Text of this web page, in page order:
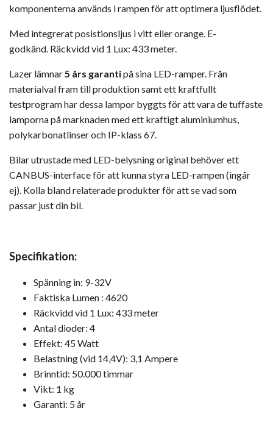
komponenterna används i rampen för att optimera ljusflödet.
Med integrerat posistionsljus i vitt eller orange. E-
godkänd. Räckvidd vid 1 Lux: 433 meter.
Lazer lämnar5 års garantipå sina LED-ramper. Från
materialval fram till produktion samt ett kraftfullt
testprogram har dessa lampor byggts för att vara de tuffaste
lamporna på marknaden med ett kraftigt aluminiumhus,
polykarbonatlinser och IP-klass 67.
Bilar utrustade med LED-belysning original behöver ett
CANBUS-interface för att kunna styra LED-rampen (ingår
ej). Kolla bland relaterade produkter för att se vad som
passar just din bil.
Specifikation:
Spänning in: 9-32V
Faktiska Lumen : 4620
Räckvidd vid 1 Lux: 433 meter
Antal dioder: 4
Effekt: 45 Watt
Belastning (vid 14,4V): 3,1 Ampere
Brinntid: 50.000 timmar
Vikt: 1 kg
Garanti: 5 år